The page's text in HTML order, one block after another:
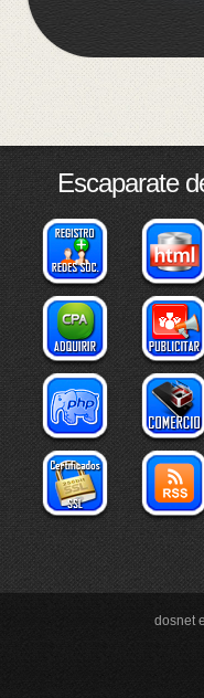
Escaparate